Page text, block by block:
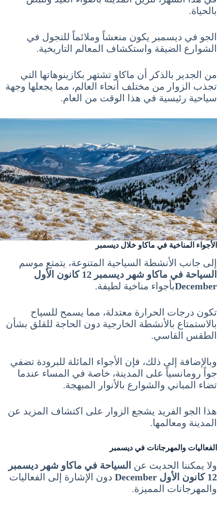
بالحياة.
الجو في ديسمبر يكون منعشاً وملائماً للتجول في
الشوارع الضيقة واستكشاف المعالم التاريخية.
من الجدير بالذكر أن ماكاو تشتهر بكازينوهاتها التي
تجذب الزوار من مختلف أنحاء العالم، مما يجعلها وجهة
سياحية رئيسية في هذا الوقت من العام.
الأجواء المناخية في ماكاو خلال ديسمبر
إلى جانب الأنشطة السياحية المتنوعة، يتمتع موسم
السياحة في ماكاو شهر ديسمبر 12 كانون الأول
Decemberبأجواء مناخية لطيفة.
تكون درجات الحرارة معتدلة، مما يسمح للسياح
بالاستمتاع بالأنشطة الخارجية دون الحاجة للقلق بشأن
الطقس القاسي.
وبالإضافة إلى ذلك، فإن الأجواء المائلة للبرودة تضفي
جواً رومانسياً على المدينة، خاصة في المساء عندما
تضاء المباني والشوارع بالأنوار المبهجة.
هذا الجو الفريد يشجع الزوار على اكتشاف المزيد عن
المدينة ومعالمها.
الفعاليات والمهرجانات في ديسمبر
ولا يمكننا الحديث عن السياحة في ماكاو شهر ديسمبر
12 كانون الأول December
دون الإشارة إلى الفعاليات
والمهرجانات المميزة.